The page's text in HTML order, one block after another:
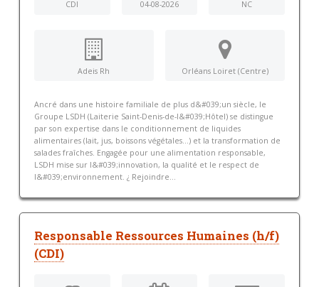
CDI 04-08-2026 NC
Adeis Rh Orléans Loiret (Centre)
Ancré dans une histoire familiale de plus d&#039;un siècle, le
Groupe LSDH (Laiterie Saint-Denis-de-l&#039;Hôtel) se distingue
par son expertise dans le conditionnement de liquides
alimentaires (lait, jus, boissons végétales...) et la transformation de
salades fraîches. Engagée pour une alimentation responsable,
LSDH mise sur l&#039;innovation, la qualité et le respect de
l&#039;environnement. ¿ Rejoindre...
Responsable Ressources Humaines (h/f)
(CDI)